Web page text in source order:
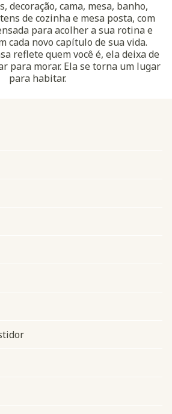
decoração, cama, mesa, banho,
de cozinha e mesa posta, com
para acolher a sua rotina e
cada novo capítulo de sua vida.
reflete quem você é, ela deixa de
para morar. Ela se torna um lugar
para habitar.